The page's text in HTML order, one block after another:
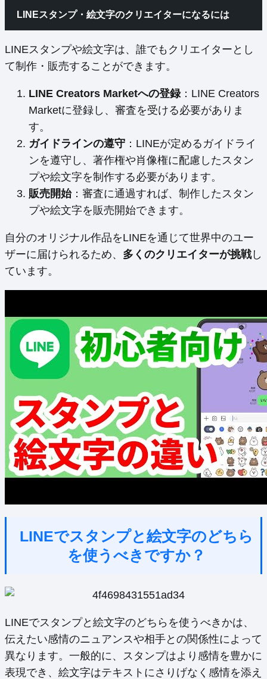
LINEスタンプ・絵文字のクリエイターになるには
LINEスタンプや絵文字は、誰でもクリエイターとし
て制作・販売することができます。
LINE Creators Marketへの登録：LINE Creators
Marketに登録し、審査を受ける必要がありま
す。
ガイドラインの遵守 ：LINEが定めるガイドライ
ンを遵守し、著作権や肖像権に配慮したスタン
プや絵文字を制作する必要があります。
販売開始：審査に通過すれば、制作したスタン
プや絵文字を販売開始できます。
自分のオリジナル作品をLINEを通じて世界中のユー
ザーに届けられるため、 多くのクリエイターが挑戦し
ています。
LINEでスタンプと絵文字のどちら
を使うべきですか？
LINEでスタンプと絵文字のどちらを使うべきかは、
伝えたい感情のニュアンスや相手との関係性によって
異なります。一般的に、スタンプはより感情を豊かに
表現でき、絵文字はテキストにさりげなく感情を添え